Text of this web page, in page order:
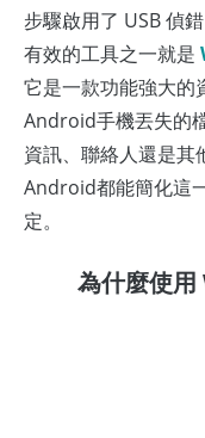
步驟啟用了 USB 偵
有效的工具之一就是
它是一款功能強大的
Android手機丟失的
資訊、聯絡人還是
Android都能簡化這
定。
為什麼使